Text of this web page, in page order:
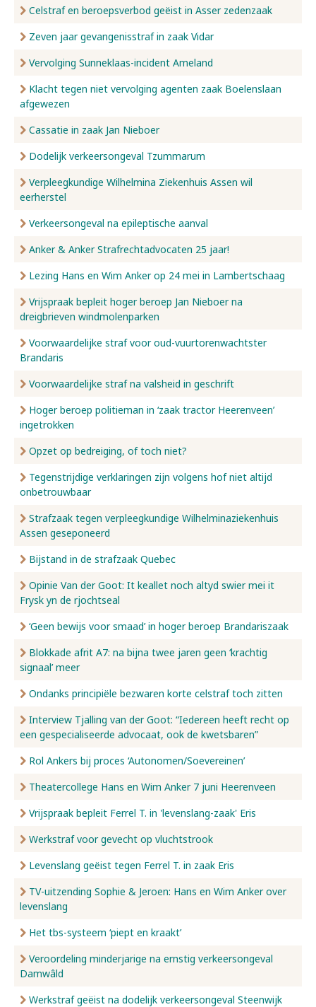
Celstraf en beroepsverbod geëist in Asser zedenzaak
Zeven jaar gevangenisstraf in zaak Vidar
Vervolging Sunneklaas-incident Ameland
Klacht tegen niet vervolging agenten zaak Boelenslaan
afgewezen
Cassatie in zaak Jan Nieboer
Dodelijk verkeersongeval Tzummarum
Verpleegkundige Wilhelmina Ziekenhuis Assen wil
eerherstel
Verkeersongeval na epileptische aanval
Anker & Anker Strafrechtadvocaten 25 jaar!
Lezing Hans en Wim Anker op 24 mei in Lambertschaag
Vrijspraak bepleit hoger beroep Jan Nieboer na
dreigbrieven windmolenparken
Voorwaardelijke straf voor oud-vuurtorenwachtster
Brandaris
Voorwaardelijke straf na valsheid in geschrift
Hoger beroep politieman in ‘zaak tractor Heerenveen’
ingetrokken
Opzet op bedreiging, of toch niet?
Tegenstrijdige verklaringen zijn volgens hof niet altijd
onbetrouwbaar
Strafzaak tegen verpleegkundige Wilhelminaziekenhuis
Assen geseponeerd
Bijstand in de strafzaak Quebec
Opinie Van der Goot: It keallet noch altyd swier mei it
Frysk yn de rjochtseal
‘Geen bewijs voor smaad’ in hoger beroep Brandariszaak
Blokkade afrit A7: na bijna twee jaren geen ‘krachtig
signaal’ meer
Ondanks principiële bezwaren korte celstraf toch zitten
Interview Tjalling van der Goot: “Iedereen heeft recht op
een gespecialiseerde advocaat, ook de kwetsbaren”
Rol Ankers bij proces ‘Autonomen/Soevereinen’
Theatercollege Hans en Wim Anker 7 juni Heerenveen
Vrijspraak bepleit Ferrel T. in 'levenslang-zaak' Eris
Werkstraf voor gevecht op vluchtstrook
Levenslang geëist tegen Ferrel T. in zaak Eris
TV-uitzending Sophie & Jeroen: Hans en Wim Anker over
levenslang
Het tbs-systeem ‘piept en kraakt’
Veroordeling minderjarige na ernstig verkeersongeval
Damwâld
Werkstraf geëist na dodelijk verkeersongeval Steenwijk